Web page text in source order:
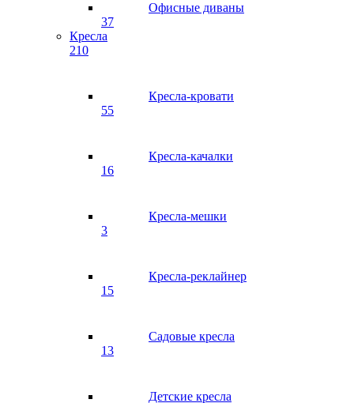
Офисные диваны
37
Кресла
210
Кресла-кровати
55
Кресла-качалки
16
Кресла-мешки
3
Кресла-реклайнер
15
Садовые кресла
13
Детские кресла